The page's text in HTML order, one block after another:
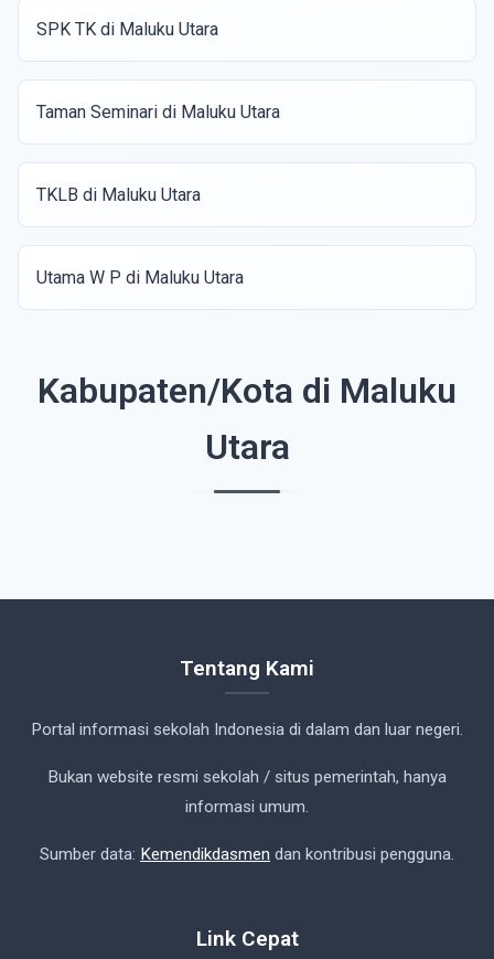
SPK TK di Maluku Utara
Taman Seminari di Maluku Utara
TKLB di Maluku Utara
Utama W P di Maluku Utara
Kabupaten/Kota di Maluku
Utara
Tentang Kami
Portal informasi sekolah Indonesia di dalam dan luar negeri.
Bukan website resmi sekolah / situs pemerintah, hanya
informasi umum.
Sumber data: Kemendikdasmen dan kontribusi pengguna.
Link Cepat